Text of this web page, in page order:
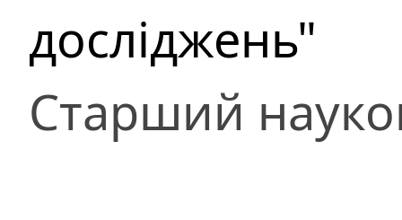
досліджень"
Старший